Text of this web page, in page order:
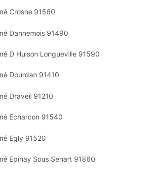
Crosne 91560
Dannemois 91490
D Huison Longueville 91590
Dourdan 91410
Draveil 91210
Echarcon 91540
Egly 91520
Epinay Sous Senart 91860